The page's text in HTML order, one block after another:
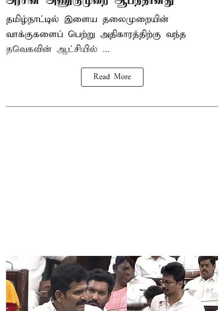
தமிழ்நாட்டில் இளைய தலைமுறையின்
வாக்குகளைப் பெற்று அதிகாரத்திற்கு வந்த
தவெகவின் ஆட்சியில் ...
Read More